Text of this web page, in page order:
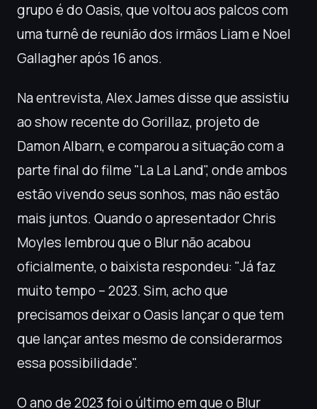
grupo é do Oasis, que voltou aos palcos com
uma turnê de reunião dos irmãos Liam e Noel
Gallagher após 16 anos.
Na entrevista, Alex James disse que assistiu
ao show recente do Gorillaz, projeto de
Damon Albarn, e comparou a situação com a
parte final do filme "La La Land", onde ambos
estão vivendo seus sonhos, mas não estão
mais juntos. Quando o apresentador Chris
Moyles lembrou que o Blur não acabou
oficialmente, o baixista respondeu: "Já faz
muito tempo – 2023. Sim, acho que
precisamos deixar o Oasis lançar o que tem
que lançar antes mesmo de considerarmos
essa possibilidade".
O ano de 2023 foi o último em que o Blur